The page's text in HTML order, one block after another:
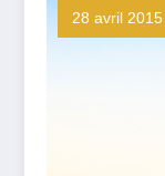
28 avril 2015